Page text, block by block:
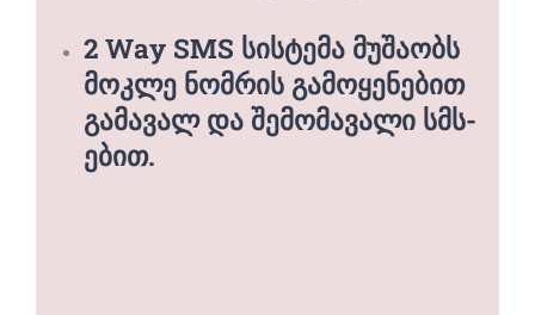
2 Way SMS სისტემა მუშაობს
მოკლე ნომრის გამოყენებით
გამავალ და შემომავალი სმს-
ებით.